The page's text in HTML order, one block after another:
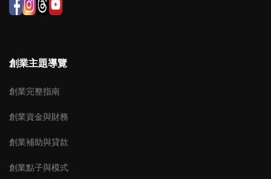
創業主題導覽
創業完整指南
創業資金與財務
創業補助與貸款
創業點子與模式